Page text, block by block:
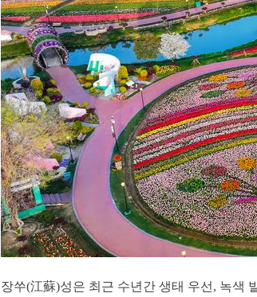
장쑤(江蘇)성은 최근 수년간 생태 우선, 녹색